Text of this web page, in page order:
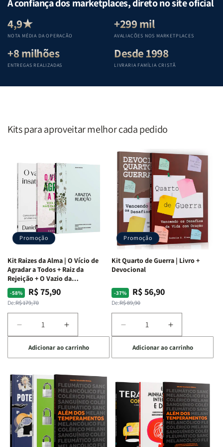
Equipe
Teológica
Penkal
Equipe
Penkal
Equipe
Teológica
Penkal
Equipe
A confiança dos marketplaces, direto no site oficial
4,9★
NOTA MÉDIA DA OPERAÇÃO
+299 mil
AVALIAÇÕES NOS MARKETPLACES
+8 milhões
ENTREGAS REALIZADAS
Desde 1998
LIVRARIA FAMÍLIA CRISTÃ
Kits para aproveitar melhor cada pedido
Promoção
Kit Raizes da Alma | O Vício de
Agradar a Todos + Raiz da
Rejeição + O Vazio da
Insatisfação.
-58%
Preço
normal
De:R$ 179,70
Preço
promocional
R$ 75,90
Diminuir
a
quantidade
de
Raizes
da
Alma
|
O
Vício
Aumentar
a
quantidade
de
Raizes
da
Alma
|
O
Vício
de
Adicionar ao carrinho
Promoção
Kit Quarto de Guerra | Livro +
Devocional
-37%
Preço
normal
De:R$ 89,90
Preço
promocional
R$ 56,90
Diminuir
a
quantidade
de
Quarto
de
Guerra
Livro
+
Devocional
Aumentar
a
quantidade
de
Quarto
de
Guerra
|
Livro
+
Devocional
Adicionar ao carrinho